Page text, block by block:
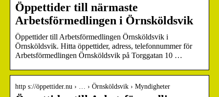
Öppettider till närmaste
Arbetsförmedlingen i Örnsköldsvik
Öppettider till Arbetsförmedlingen Örnsköldsvik i
Örnsköldsvik. Hitta öppettider, adress, telefonnummer för
Arbetsförmedlingen Örnsköldsvik på Torggatan 10 …
http s://öppettider.nu › … › Örnsköldsvik › Myndigheter